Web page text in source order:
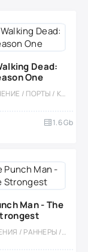
Dead:
One
ПРИКЛЮЧЕНИЕ / ПОРТЫ / КАЗУАЛЬНЫЕ / ОДНОПОЛЬЗОВАТЕЛЬСКИЕ / ОФЛАЙН / СТИЛИЗАЦИЯ / 3D / ЗОМБИ / ЭКШЕНЫ
1.6 Gb
Man - The
РАЗВЛЕЧЕНИЯ / РАННЕРЫ / БОЛЬШАЯ / РОЛЕВЫЕ / ПОШАГОВЫЕ / КАЗУАЛЬНЫЕ / СТИЛИЗАЦИЯ / АНИМЕ / 3D / ТАКТИЧЕСКИЕ